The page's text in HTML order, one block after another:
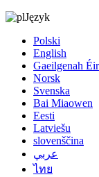
Język
Polski
English
Gaeilgenah
Norsk
Svenska
Bai Miaowen
Eesti
Latviešu
slovenščina
عربي
ไทย